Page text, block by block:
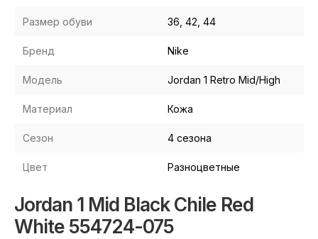
Размер обуви 36, 42, 44
Бренд Nike
Модель Jordan 1 Retro Mid/High
Материал Кожа
Сезон 4 сезона
Цвет Разноцветные
Jordan 1 Mid Black Chile Red
White 554724-075